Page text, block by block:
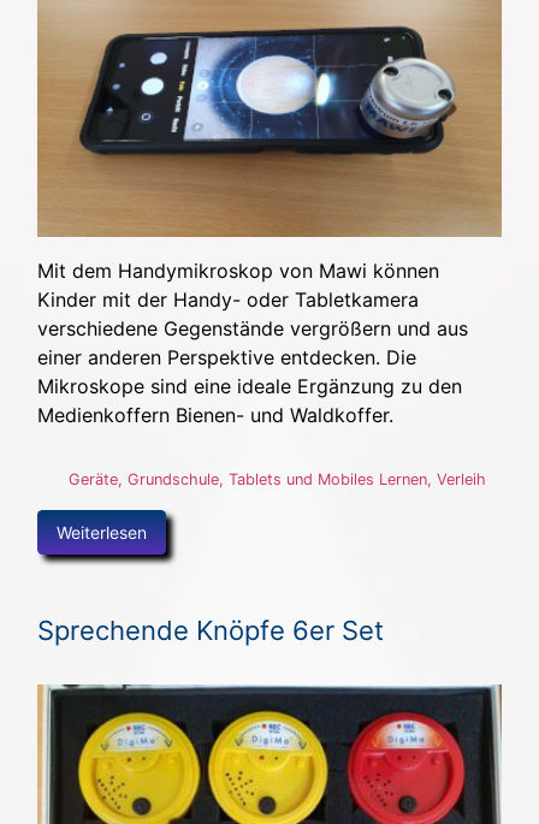
Mit dem Handymikroskop von Mawi können
Kinder mit der Handy- oder Tabletkamera
verschiedene Gegenstände vergrößern und aus
einer anderen Perspektive entdecken. Die
Mikroskope sind eine ideale Ergänzung zu den
Medienkoffern Bienen- und Waldkoffer.
Geräte, Grundschule, Tablets und Mobiles Lernen, Verleih
Weiterlesen
Sprechende Knöpfe 6er Set